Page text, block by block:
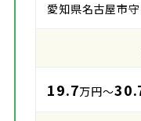
愛知県名古屋市
19.7万円～